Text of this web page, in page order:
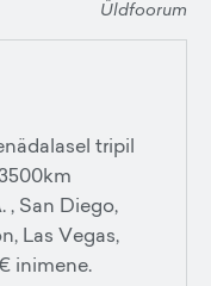
Üldfoorum
tripil
, San Diego,
Las Vegas,
inimene.